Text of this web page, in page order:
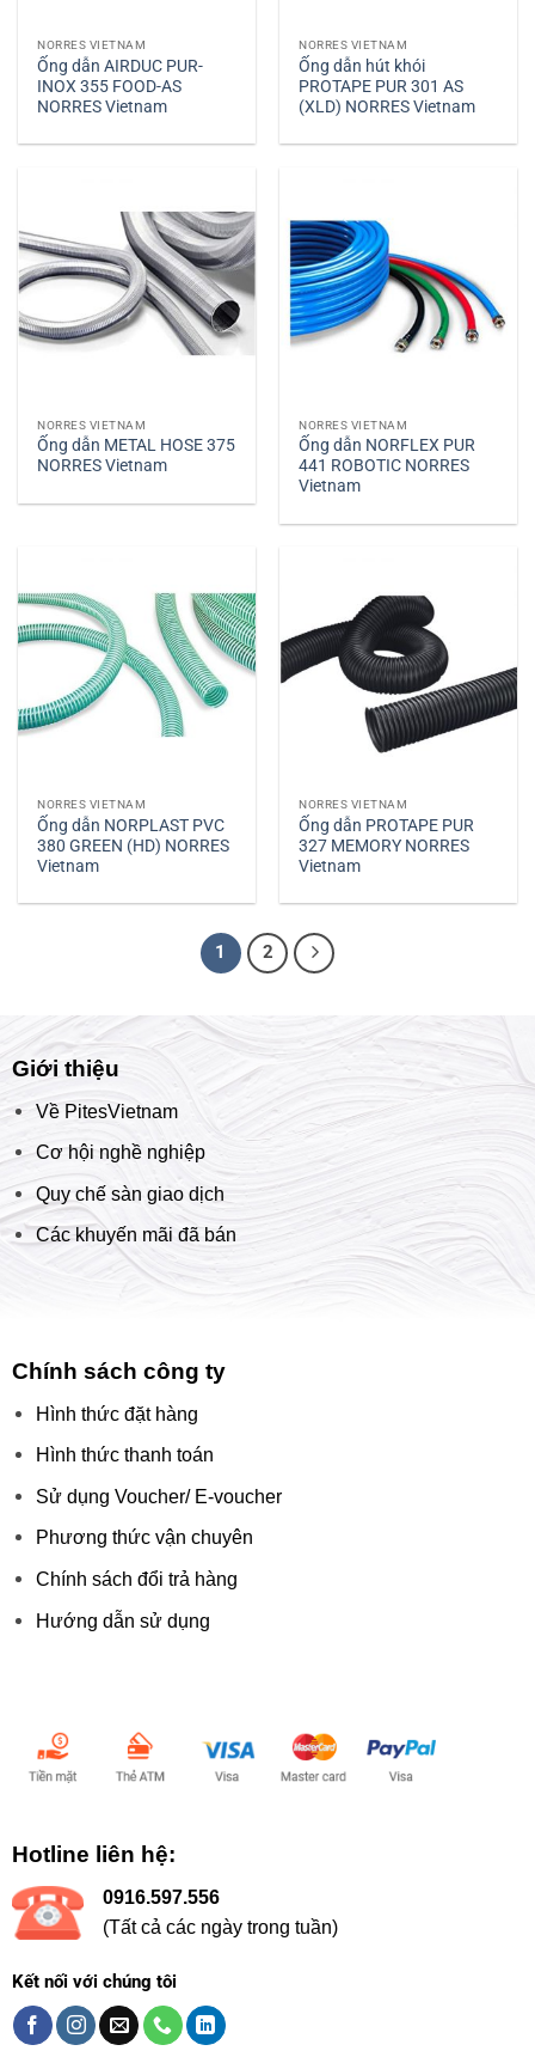
NORRES VIETNAM
Ống dẫn AIRDUC PUR-
INOX 355 FOOD-AS
NORRES Vietnam
NORRES VIETNAM
Ống dẫn hút khói
PROTAPE PUR 301 AS
(XLD) NORRES Vietnam
NORRES VIETNAM
Ống dẫn METAL HOSE 375
NORRES Vietnam
NORRES VIETNAM
Ống dẫn NORFLEX PUR
441 ROBOTIC NORRES
Vietnam
NORRES VIETNAM
Ống dẫn NORPLAST PVC
380 GREEN (HD) NORRES
Vietnam
NORRES VIETNAM
Ống dẫn PROTAPE PUR
327 MEMORY NORRES
Vietnam
1 2
Giới thiệu
Về PitesVietnam
Cơ hội nghề nghiệp
Quy chế sàn giao dịch
Các khuyến mãi đã bán
Chính sách công ty
Hình thức đặt hàng
Hình thức thanh toán
Sử dụng Voucher/ E-voucher
Phương thức vận chuyên
Chính sách đổi trả hàng
Hướng dẫn sử dụng
Hotline liên hệ:
0916.597.556
(Tất cả các ngày trong tuần)
Kết nối với chúng tôi